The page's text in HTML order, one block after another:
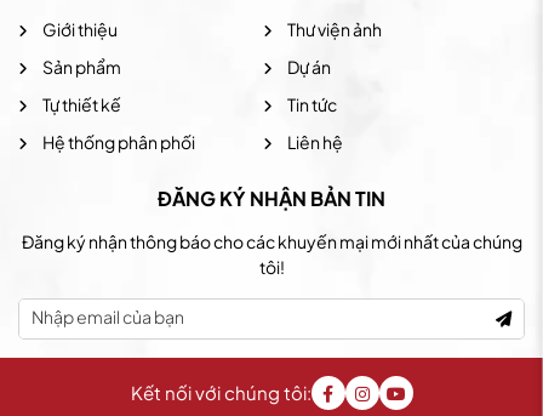
Giới thiệu
Sản phẩm
Tự thiết kế
Hệ thống phân phối
Thư viện ảnh
Dự án
Tin tức
Liên hệ
ĐĂNG KÝ NHẬN BẢN TIN
Đăng ký nhận thông báo cho các khuyến mại mới nhất của chúng
tôi!
Kết nối với chúng tôi: